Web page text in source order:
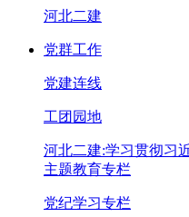
河北二建
党群工作
党建连线
工团园地
河北二建:学习贯彻习
主题教育专栏
党纪学习专栏